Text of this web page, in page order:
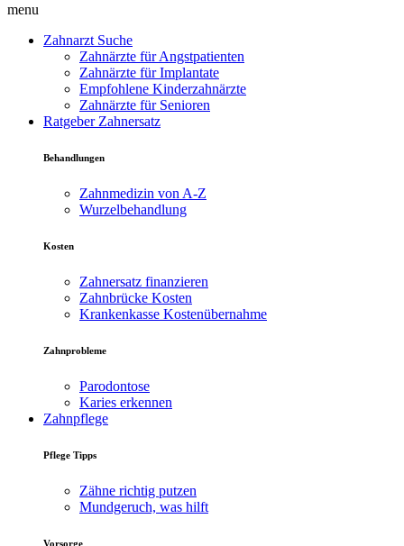
menu
Zahnarzt Suche
Zahnärzte für Angstpatienten
Zahnärzte für Implantate
Empfohlene Kinderzahnärzte
Zahnärzte für Senioren
Ratgeber Zahnersatz
Behandlungen
Zahnmedizin von A-Z
Wurzelbehandlung
Kosten
Zahnersatz finanzieren
Zahnbrücke Kosten
Krankenkasse Kostenübernahme
Zahnprobleme
Parodontose
Karies erkennen
Zahnpflege
Pflege Tipps
Zähne richtig putzen
Mundgeruch, was hilft
Vorsorge